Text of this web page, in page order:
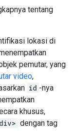
tentang
lokasi di
pemutar, yang
video,
id -nya
khusus,
dengan tag